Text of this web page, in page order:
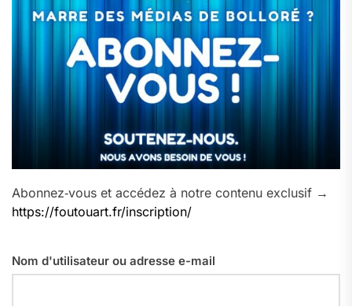
Abonnez‑vous et accédez à notre contenu exclusif →
https://foutouart.fr/inscription/
Nom d'utilisateur ou adresse e-mail